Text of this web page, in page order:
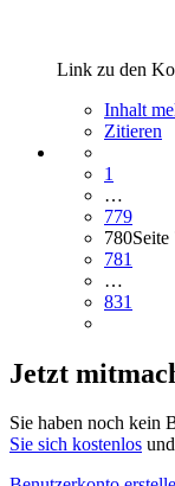
Link zu den
Inhalt
Zitieren
1
…
779
780Seite
781
…
831
Jetzt
Sie haben noch kein
Sie sich kostenlos